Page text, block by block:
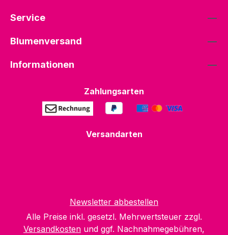
Service
Blumenversand
Informationen
Zahlungsarten
Versandarten
Newsletter abbestellen
Alle Preise inkl. gesetzl. Mehrwertsteuer zzgl.
Versandkosten und ggf. Nachnahmegebühren,